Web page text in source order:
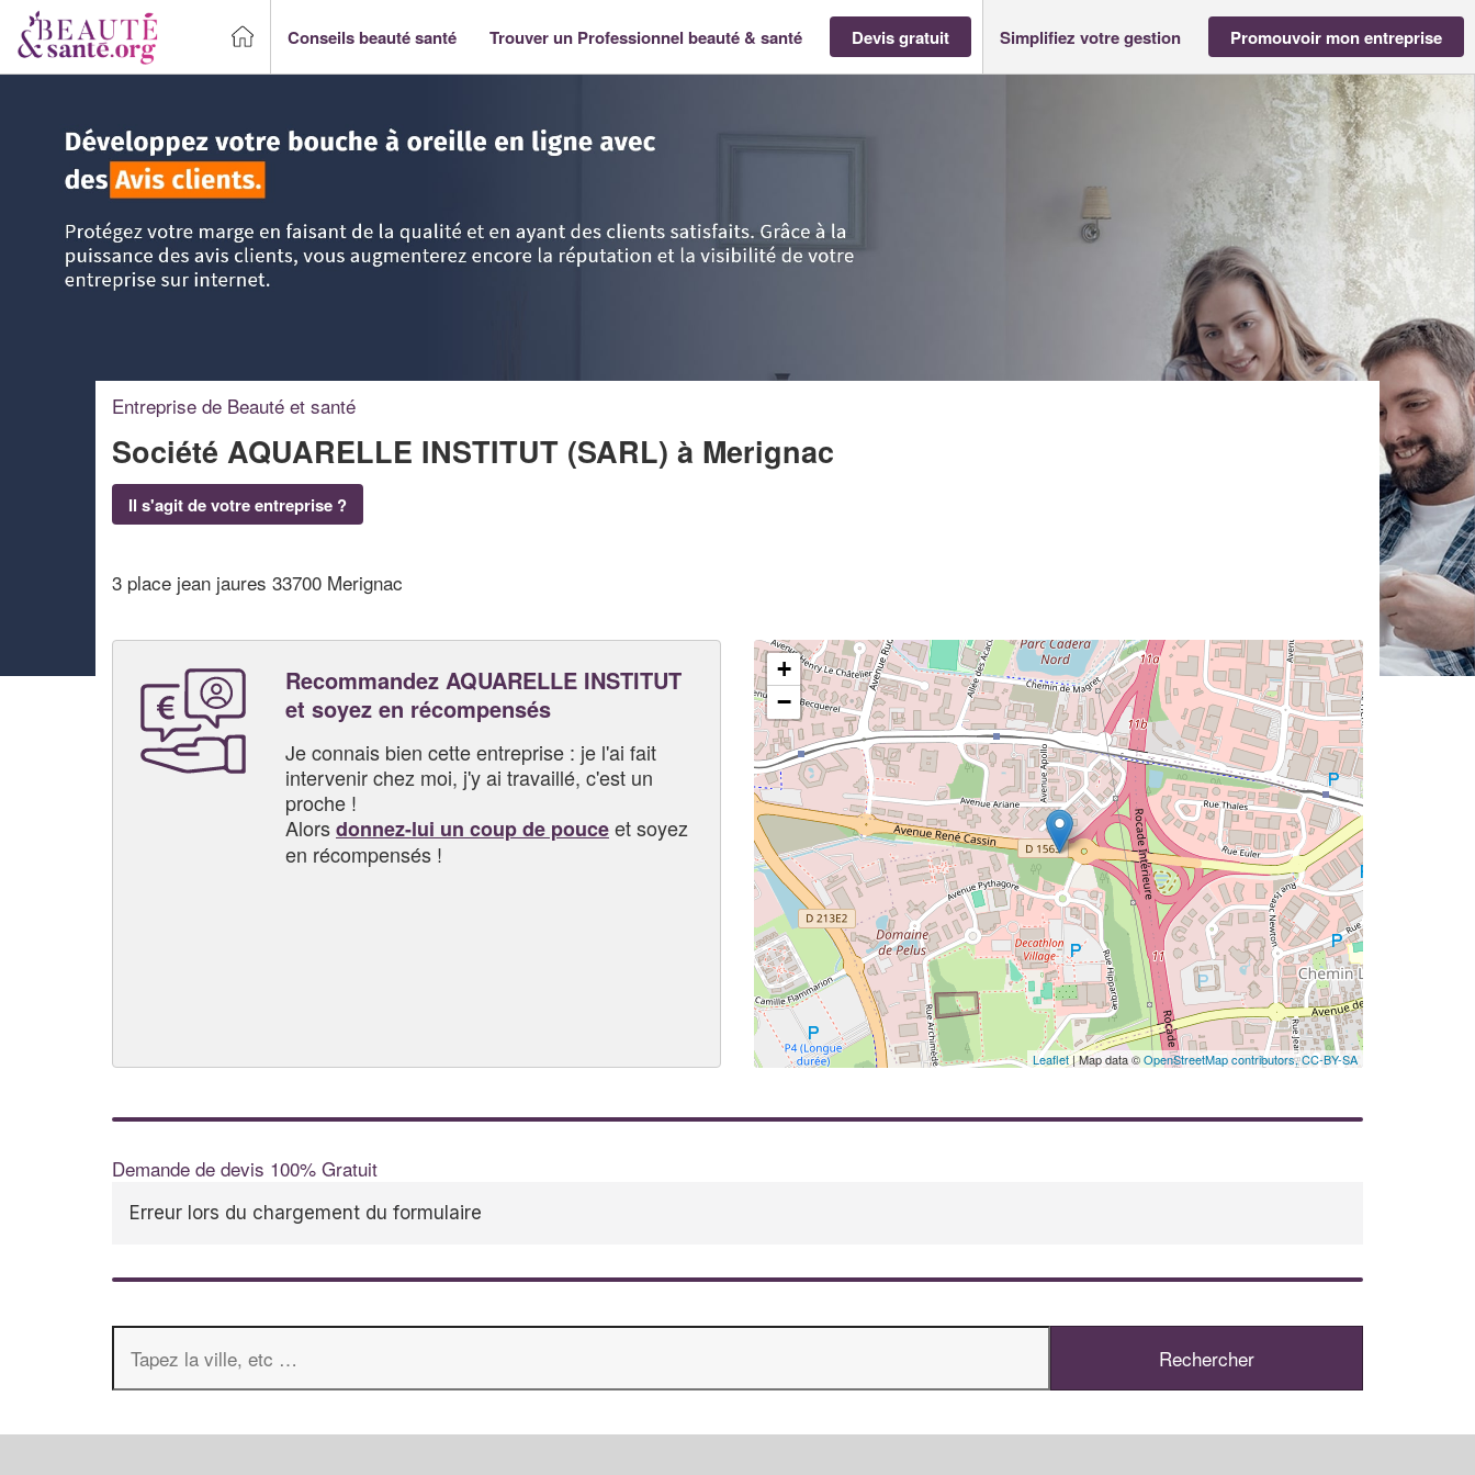
Conseils beauté santé Trouver un Professionnel beauté & santé Devis gratuit Simplifiez votre gestion Promouvoir mon entreprise
Entreprise de Beauté et santé
Société AQUARELLE INSTITUT (SARL) à Merignac
Il s'agit de votre entreprise ?
3 place jean jaures 33700 Merignac
Recommandez AQUARELLE INSTITUT
et soyez en récompensés
Je connais bien cette entreprise : je l'ai fait
intervenir chez moi, j'y ai travaillé, c'est un
proche !
Alorsdonnez-lui un coup de pouceet soyez
en récompensés !
+
−
Leaflet| Map data ©OpenStreetMap contributors,CC-BY-SA
Demande de devis 100% Gratuit
Erreur lors du chargement du formulaire
✕
Vous êtes un
professionnel ?
Augmentez votrechiffre d'affaires
vosmargestout en gagnant de
nouveaux clients!
En savoir plus